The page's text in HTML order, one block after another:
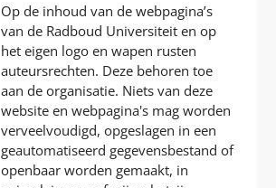
Op de inhoud van de webpagina’s
van de Radboud Universiteit en op
het eigen logo en wapen rusten
auteursrechten. Deze behoren toe
aan de organisatie. Niets van deze
website en webpagina's mag worden
verveelvoudigd, opgeslagen in een
geautomatiseerd gegevensbestand of
openbaar worden gemaakt, in